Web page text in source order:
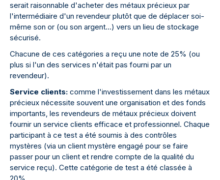
serait raisonnable d'acheter des métaux précieux par
l'intermédiaire d'un revendeur plutôt que de déplacer soi-
même son or (ou son argent...) vers un lieu de stockage
sécurisé.
Chacune de ces catégories a reçu une note de 25% (ou
plus si l'un des services n'était pas fourni par un
revendeur).
Service clients: comme l'investissement dans les métaux
précieux nécessite souvent une organisation et des fonds
importants, les revendeurs de métaux précieux doivent
fournir un service clients efficace et professionnel. Chaque
participant à ce test a été soumis à des contrôles
mystères (via un client mystère engagé pour se faire
passer pour un client et rendre compte de la qualité du
service reçu). Cette catégorie de test a été classée à